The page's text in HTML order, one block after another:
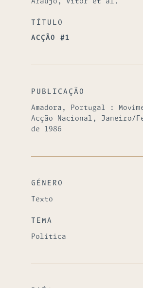
Araújo, Vítor et al.
TÍTULO
ACÇÃO #1
PUBLICAÇÃO
Amadora, Portugal :
Acção Nacional, Janeiro/
de 1986
GÉNERO
Texto
TEMA
Política